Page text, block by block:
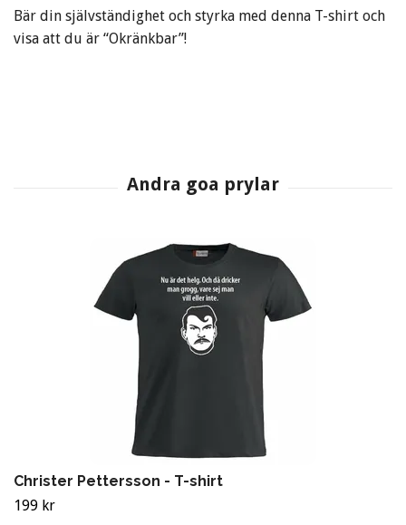
Bär din självständighet och styrka med denna T-shirt och
visa att du är “Okränkbar”!
Christer Pettersson - T-shirt
199 kr